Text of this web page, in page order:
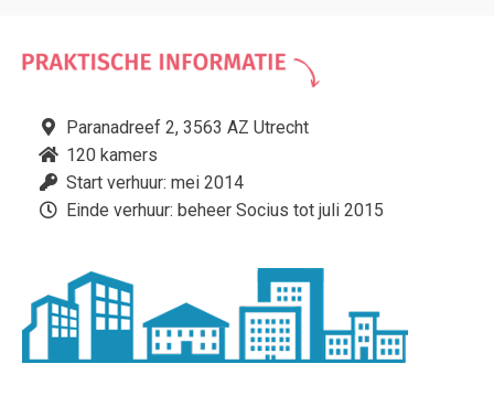
Paranadreef 2, 3563 AZ Utrecht
120 kamers
Start verhuur: mei 2014
Einde verhuur: beheer Socius tot juli 2015